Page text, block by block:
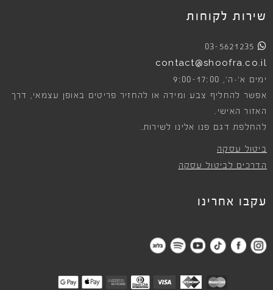
שירות לקוחות
03-5621235
contact@shoofra.co.il
ימים א׳-ה׳, 9:00-17:00
אפשר להחליף צבע ומידה או להחזיר פריטים באופן עצמאי, דרך
האזור האישי.
להחלפת דגם פנו אלינו לשירות.
ביטול עסקה
הדרכים לביטול עסקה
עקבו אחרינו